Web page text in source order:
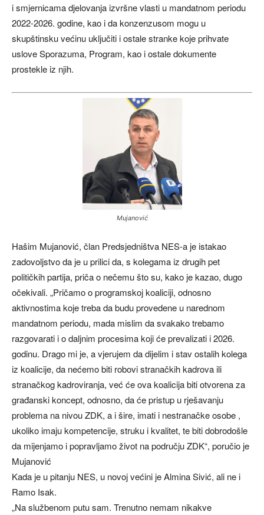
i smjernicama djelovanja izvršne vlasti u mandatnom periodu
2022-2026. godine, kao i da konzenzusom mogu u
skupštinsku većinu uključiti i ostale stranke koje prihvate
uslove Sporazuma, Program, kao i ostale dokumente
prostekle iz njih.
Mujanović
Hašim Mujanović, član Predsjedništva NES-a je istakao
zadovoljstvo da je u prilici da, s kolegama iz drugih pet
političkih partija, priča o nečemu što su, kako je kazao, dugo
očekivali. „Pričamo o programskoj koaliciji, odnosno
aktivnostima koje treba da budu provedene u narednom
mandatnom periodu, mada mislim da svakako trebamo
razgovarati i o daljnim procesima koji će prevalizati i 2026.
godinu. Drago mi je, a vjerujem da dijelim i stav ostalih kolega
iz koalicije, da nećemo biti robovi stranačkih kadrova ili
stranačkog kadroviranja, već će ova koalicija biti otvorena za
građanski koncept, odnosno, da će pristup u rješavanju
problema na nivou ZDK, a i šire, imati i nestranačke osobe ,
ukoliko imaju kompetencije, struku i kvalitet, te biti dobrodošle
da mijenjamo i popravljamo život na području ZDK“, poručio je
Mujanović
Kada je u pitanju NES, u novoj većini je Almina Sivić, ali ne i
Ramo Isak.
„Na službenom putu sam. Trenutno nemam nikakve